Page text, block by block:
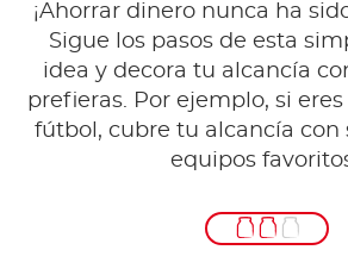
¡Ahorrar dinero nunca ha
Sigue los pasos de esta
idea y decora tu alcancía
prefieras. Por ejemplo, si
fútbol, cubre tu alcancía con
equipos